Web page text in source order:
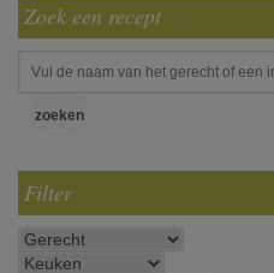
Zoek een recept
Filter